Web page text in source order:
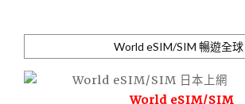
World eSIM/SIM 暢遊全球
World eSIM/SIM